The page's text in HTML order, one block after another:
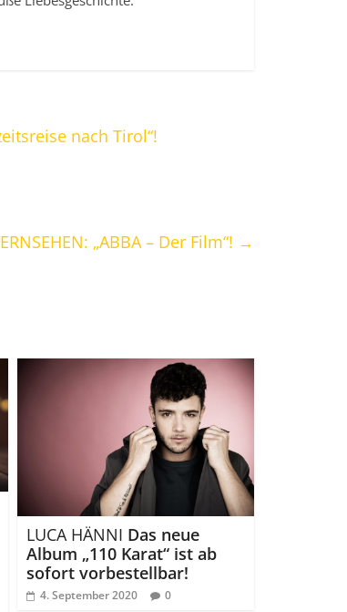
nach Tirol“!
„ABBA – Der Film“! →
LUCA HÄNNI Das neue
Album „110 Karat“ ist ab
sofort vorbestellbar!
4. September 2020 0